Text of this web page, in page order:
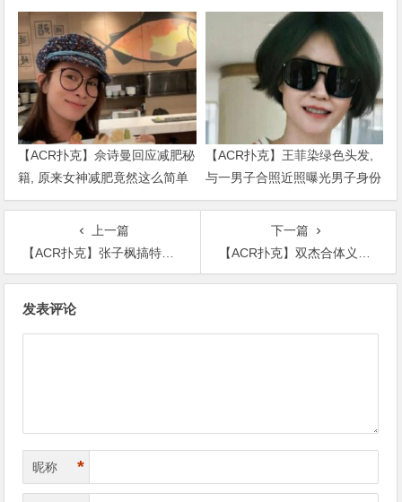
说了什么
被质疑
【ACR扑克】佘诗曼回应减肥秘
籍, 原来女神减肥竟然这么简单
【ACR扑克】王菲染绿色头发,
与一男子合照近照曝光男子身份
被扒出
上一篇
【ACR扑克】张子枫搞特殊私家车开进高考考场？官方回应
下一篇
【ACR扑克】双杰合体义演惊喜合唱，还有许久未见的刘德华
发表评论
昵称 *